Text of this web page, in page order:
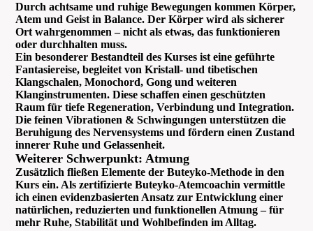
Durch achtsame und ruhige Bewegungen kommen Körper,
Atem und Geist in Balance. Der Körper wird als sicherer
Ort wahrgenommen – nicht als etwas, das funktionieren
oder durchhalten muss.
Ein besonderer Bestandteil des Kurses ist eine geführte
Fantasiereise, begleitet von Kristall- und tibetischen
Klangschalen, Monochord, Gong und weiteren
Klanginstrumenten. Diese schaffen einen geschützten
Raum für tiefe Regeneration, Verbindung und Integration.
Die feinen Vibrationen & Schwingungen unterstützen die
Beruhigung des Nervensystems und fördern einen Zustand
innerer Ruhe und Gelassenheit.
Weiterer Schwerpunkt: Atmung
Zusätzlich fließen Elemente der Buteyko-Methode in den
Kurs ein. Als zertifizierte Buteyko-Atemcoachin vermittle
ich einen evidenzbasierten Ansatz zur Entwicklung einer
natürlichen, reduzierten und funktionellen Atmung – für
mehr Ruhe, Stabilität und Wohlbefinden im Alltag.